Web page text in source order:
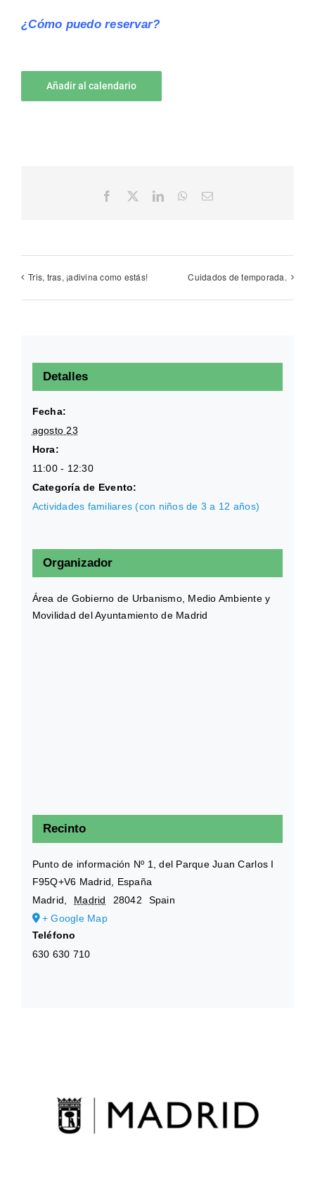
¿Cómo puedo reservar?
Añadir al calendario
Facebook LinkedInWhatsApp
Email
Tris, tras, ¡adivina como estás! Cuidados de temporada.
Detalles
Fecha:
agosto 23
Hora:
11:00 - 12:30
Categoría de Evento:
Actividades familiares (con niños de 3 a 12 años)
Organizador
Área de Gobierno de Urbanismo, Medio Ambiente y
Movilidad del Ayuntamiento de Madrid
Recinto
Punto de información Nº 1, del Parque Juan Carlos I
F95Q+V6 Madrid, España
Madrid, Madrid 28042
Spain
+ Google Map
Teléfono
630 630 710